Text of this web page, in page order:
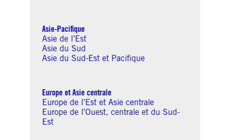
Asie-Pacifique
Asie de l’Est
Asie du Sud
Asie du Sud-Est et Pacifique
Europe et Asie centrale
Europe de l’Est et Asie centrale
Europe de l’Ouest, centrale et du Sud-
Est